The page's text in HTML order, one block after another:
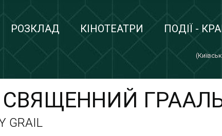
РОЗКЛАД КІНОТЕАТРИ ПОДІЇ -
GRAIL